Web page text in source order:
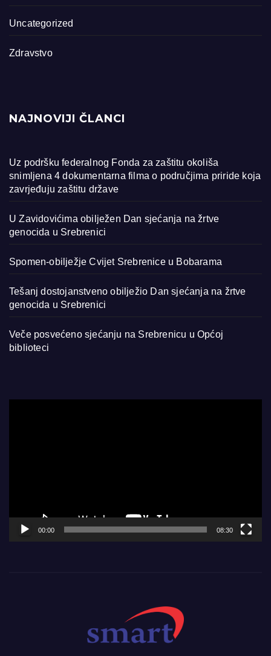
Uncategorized
Zdravstvo
NAJNOVIJI ČLANCI
Uz podršku federalnog Fonda za zaštitu okoliša
snimljena 4 dokumentarna filma o područjima priride koja
zavrjeđuju zaštitu države
U Zavidovićima obilježen Dan sjećanja na žrtve
genocida u Srebrenici
Spomen-obilježje Cvijet Srebrenice u Bobarama
Tešanj dostojanstveno obilježio Dan sjećanja na žrtve
genocida u Srebrenici
Veče posvećeno sjećanju na Srebrenicu u Općoj
biblioteci
00:00 08:30